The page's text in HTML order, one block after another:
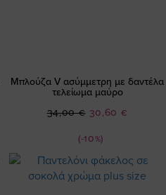
Μπλούζα V ασύμμετρη με δαντέλα
τελείωμα μαύρο
(-10%)
Ειδική
30,60 €
34,00 €